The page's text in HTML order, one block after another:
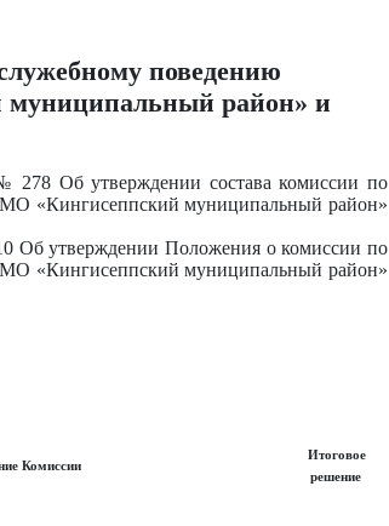
поведению
район» и
Об утверждении состава комиссии по
«Кингисеппский муниципальный район»
Об утверждении Положения о комиссии по
«Кингисеппский муниципальный район»
Комиссии
Итоговое
решение